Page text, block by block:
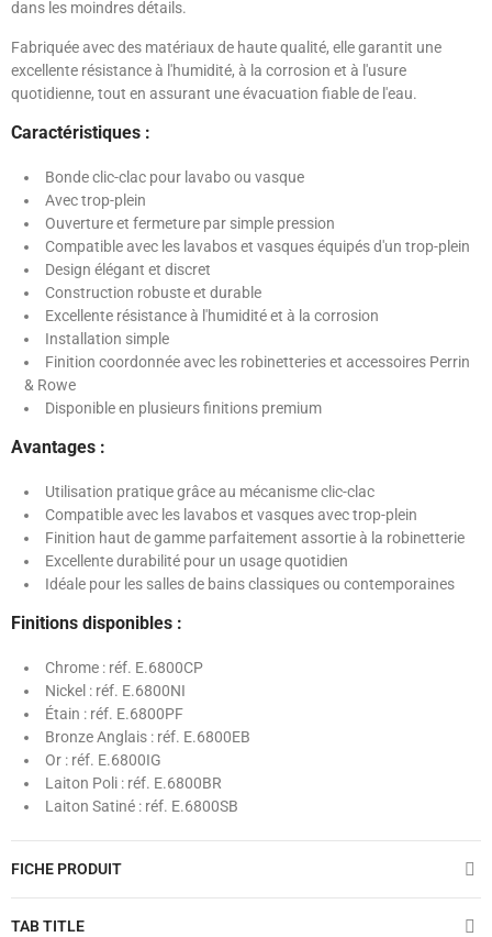
dans les moindres détails.
Fabriquée avec des matériaux de haute qualité, elle garantit une
excellente résistance à l'humidité, à la corrosion et à l'usure
quotidienne, tout en assurant une évacuation fiable de l'eau.
Caractéristiques :
Bonde clic-clac pour lavabo ou vasque
Avec trop-plein
Ouverture et fermeture par simple pression
Compatible avec les lavabos et vasques équipés d'un trop-plein
Design élégant et discret
Construction robuste et durable
Excellente résistance à l'humidité et à la corrosion
Installation simple
Finition coordonnée avec les robinetteries et accessoires Perrin
& Rowe
Disponible en plusieurs finitions premium
Avantages :
Utilisation pratique grâce au mécanisme clic-clac
Compatible avec les lavabos et vasques avec trop-plein
Finition haut de gamme parfaitement assortie à la robinetterie
Excellente durabilité pour un usage quotidien
Idéale pour les salles de bains classiques ou contemporaines
Finitions disponibles :
Chrome : réf. E.6800CP
Nickel : réf. E.6800NI
Étain : réf. E.6800PF
Bronze Anglais : réf. E.6800EB
Or : réf. E.6800IG
Laiton Poli : réf. E.6800BR
Laiton Satiné : réf. E.6800SB
FICHE PRODUIT
TAB TITLE